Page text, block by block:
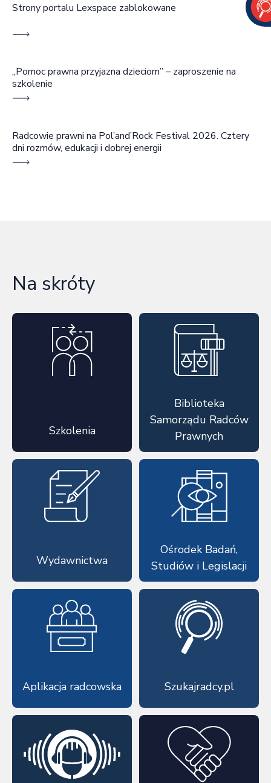
Strony portalu Lexspace zablokowane
„Pomoc prawna przyjazna dzieciom” – zaproszenie na
szkolenie
Radcowie prawni na Pol’and’Rock Festival 2026. Cztery
dni rozmów, edukacji i dobrej energii
Na skróty
Szkolenia
Biblioteka
Samorządu Radców
Prawnych
Wydawnictwa
Ośrodek Badań,
Studiów i Legislacji
Aplikacja radcowska Szukajradcy.pl